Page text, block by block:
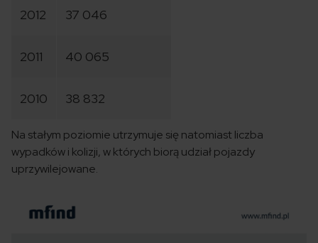
2012 37 046
2011 40 065
2010 38 832
Na stałym poziomie utrzymuje się natomiast liczba
wypadków i kolizji, w których biorą udział pojazdy
uprzywilejowane.